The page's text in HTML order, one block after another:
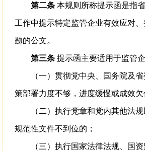
第二条 本规则所称提示函是指
工作中提示特定监管企业有效应对
题的公文。
第三条 提示函主要适用于监管
（一）贯彻党中央、国务院及
策部署力度不够，进度缓慢或成效欠
（二）执行党章和党内其他法
规范性文件不到位的；
（三）执行国家法律法规、国